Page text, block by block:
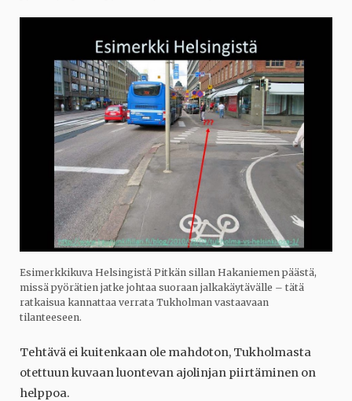
Esimerkkikuva Helsingistä Pitkän sillan Hakaniemen päästä,
missä pyörätien jatke johtaa suoraan jalkakäytävälle – tätä
ratkaisua kannattaa verrata Tukholman vastaavaan
tilanteeseen.
Tehtävä ei kuitenkaan ole mahdoton, Tukholmasta
otettuun kuvaan luontevan ajolinjan piirtäminen on
helppoa.